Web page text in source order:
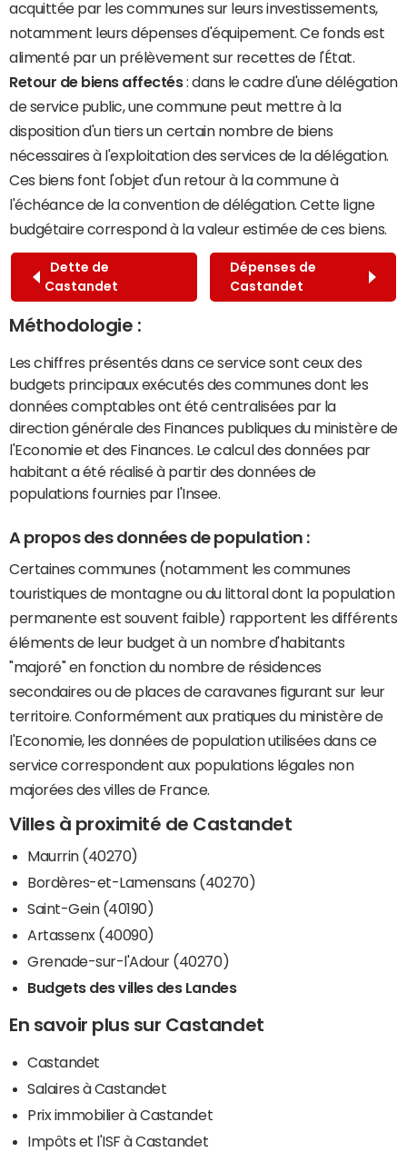
acquittée par les communes sur leurs investissements,
notamment leurs dépenses d'équipement. Ce fonds est
alimenté par un prélèvement sur recettes de l'État.
Retour de biens affectés: dans le cadre d'une délégation
de service public, une commune peut mettre à la
disposition d'un tiers un certain nombre de biens
nécessaires à l'exploitation des services de la délégation.
Ces biens font l'objet d'un retour à la commune à
l'échéance de la convention de délégation. Cette ligne
budgétaire correspond à la valeur estimée de ces biens.
Dette de
Castandet
Dépenses de
Castandet
Méthodologie :
Les chiffres présentés dans ce service sont ceux des
budgets principaux exécutés des communes dont les
données comptables ont été centralisées par la
direction générale des Finances publiques du ministère de
l'Economie et des Finances. Le calcul des données par
habitant a été réalisé à partir des données de
populations fournies par l'Insee.
A propos des données de population :
Certaines communes (notamment les communes
touristiques de montagne ou du littoral dont la population
permanente est souvent faible) rapportent les différents
éléments de leur budget à un nombre d'habitants
"majoré" en fonction du nombre de résidences
secondaires ou de places de caravanes figurant sur leur
territoire. Conformément aux pratiques du ministère de
l'Economie, les données de population utilisées dans ce
service correspondent aux populations légales non
majorées des villes de France.
Villes à proximité de Castandet
Maurrin (40270)
Bordères-et-Lamensans (40270)
Saint-Gein (40190)
Artassenx (40090)
Grenade-sur-l'Adour (40270)
Budgets des villes des Landes
En savoir plus sur Castandet
Castandet
Salaires à Castandet
Prix immobilier à Castandet
Impôts et l'ISF à Castandet